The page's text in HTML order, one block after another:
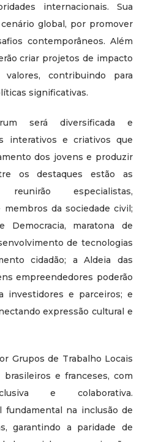
internacionais. Sua
global, por promover
contemporâneos. Além
criar projetos de impacto
contribuindo para
significativas.
será diversificada e
interativos e criativos que
dos jovens e produzir
os destaques estão as
reunirão especialistas,
da sociedade civil;
Democracia, maratona de
de tecnologias
cidadão; a Aldeia das
empreendedores poderão
investidores e parceiros; e
expressão cultural e
Grupos de Trabalho Locais
e franceses, com
e colaborativa.
fundamental na inclusão de
garantindo a paridade de